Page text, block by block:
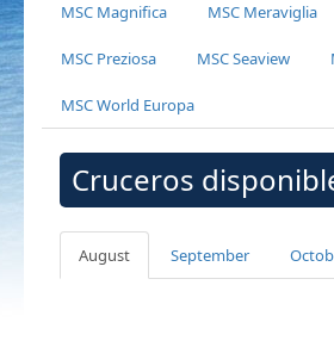
MSC Magnifica MSC Meraviglia
MSC Preziosa MSC Seaview
MSC World Europa
Cruceros
August September